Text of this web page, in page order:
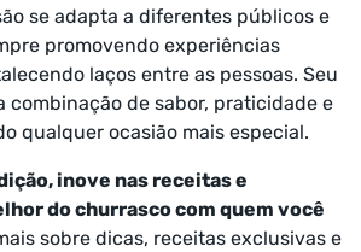
se adapta a diferentes públicos e
promovendo experiências
laços entre as pessoas. Seu
combinação de sabor, praticidade e
qualquer ocasião mais especial.
inove nas receitas e
do churrasco com quem você
sobre dicas, receitas exclusivas e